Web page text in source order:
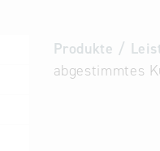
Produkte /
abgestimmtes